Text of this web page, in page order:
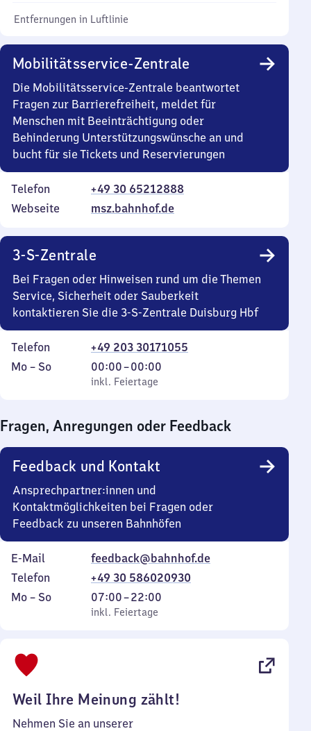
Entfernungen in Luftlinie
Mobilitätsservice-Zentrale
Die Mobilitätsservice-Zentrale beantwortet
Fragen zur Barrierefreiheit, meldet für
Menschen mit Beeinträchtigung oder
Behinderung Unterstützungswünsche an und
bucht für sie Tickets und Reservierungen
Telefon
+49 30 65212888
Webseite
msz.bahnhof.de
3-S-Zentrale
Bei Fragen oder Hinweisen rund um die Themen
Service, Sicherheit oder Sauberkeit
kontaktieren Sie die 3-S-Zentrale Duisburg Hbf
Telefon
+49 203 30171055
Montag
Mo – So,
inkl. Feiertage
00:00–00:00
Von
0
0
Uhr
inkl. Feiertage
Fragen, Anregungen oder Feedback
Feedback und Kontakt
Ansprechpartner:innen und
Kontaktmöglichkeiten bei Fragen oder
Feedback zu unseren Bahnhöfen
E-Mail
feedback@bahnhof.de
Telefon
+49 30 586020930
Montag
Mo – So,
inkl. Feiertage
07:00–22:00
Von
7
inkl. Feiertage
Weil Ihre Meinung zählt!
Nehmen Sie an unserer